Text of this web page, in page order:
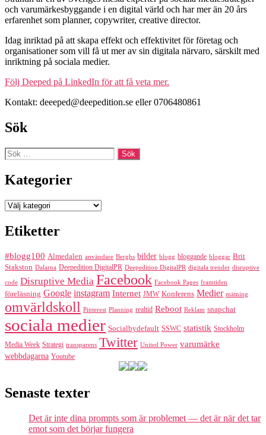
och varumärkesbyggande i en digital värld och har mer än 20 års
erfarenhet som planner, copywriter, creative director.
Idag inriktad på att skapa effekt och effektivitet för företag och
organisationer som vill få ut mer av sin digitala närvaro, särskilt med
inriktning på sociala medier.
Följ Deeped på LinkedIn för att få veta mer.
Kontakt: deeeped@deepedition.se eller 0706480861
Sök
Sök
efter:
Kategorier
Kategorier
Etiketter
#blogg100 Almedalen användare Berghs bilder blogg bloggande bloggar Brit
Stakston Dalarna Deepedition DigitalPR Deepedition DigitalPR digitala trender disruptive
code Disruptive Media Facebook Facebook Pages framtiden
föreläsning Google instagram Internet JMW Konferens Medier mätning
omvärldskoll Pinterest Planning realtid Reboot Reklam snapchat
sociala medier Socialbydefault SSWC statistik Stockholm
Media Week Strategi transparens Twitter United Power varumärke
webbdagarna Youtube
Senaste texter
Det är inte dina prompts som är problemet — det är när det tar
emot som det börjar fungera